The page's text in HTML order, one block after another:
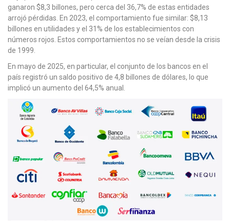
ganaron $8,3 billones, pero cerca del 36,7% de estas entidades
arrojó pérdidas. En 2023, el comportamiento fue similar: $8,13
billones en utilidades y el 31% de los establecimientos con
números rojos. Estos comportamientos no se veían desde la crisis
de 1999.
En mayo de 2025, en particular, el conjunto de los bancos en el
país registró un saldo positivo de 4,8 billones de dólares, lo que
implicó un aumento del 64,5% anual.